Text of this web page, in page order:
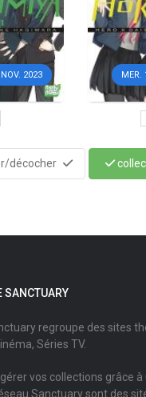
2023 MER.
décocher
SANCTUARY
regroupe des sites
Séries TV.
vos collections grâce
Sanctuary sont des